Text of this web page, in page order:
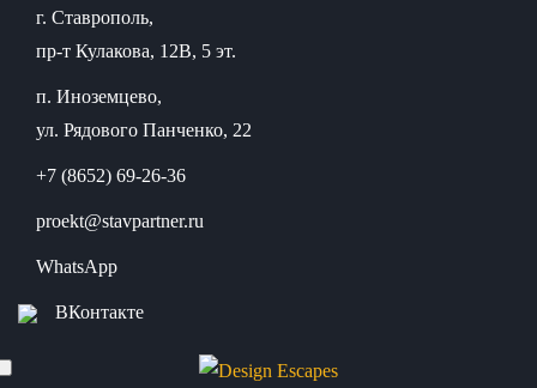
г. Ставрополь,
пр-т Кулакова, 12В, 5 эт.
п. Иноземцево,
ул. Рядового Панченко, 22
+7 (8652) 69-26-36
proekt@stavpartner.ru
WhatsApp
ВКонтакте